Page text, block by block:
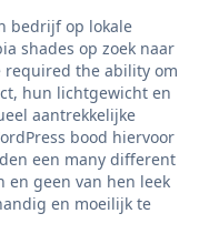
bedrijf op lokale
shades op zoek naar
required the ability om
hun lichtgewicht en
aantrekkelijke
bood hiervoor
een many different
en geen van hen leek
en moeilijk te